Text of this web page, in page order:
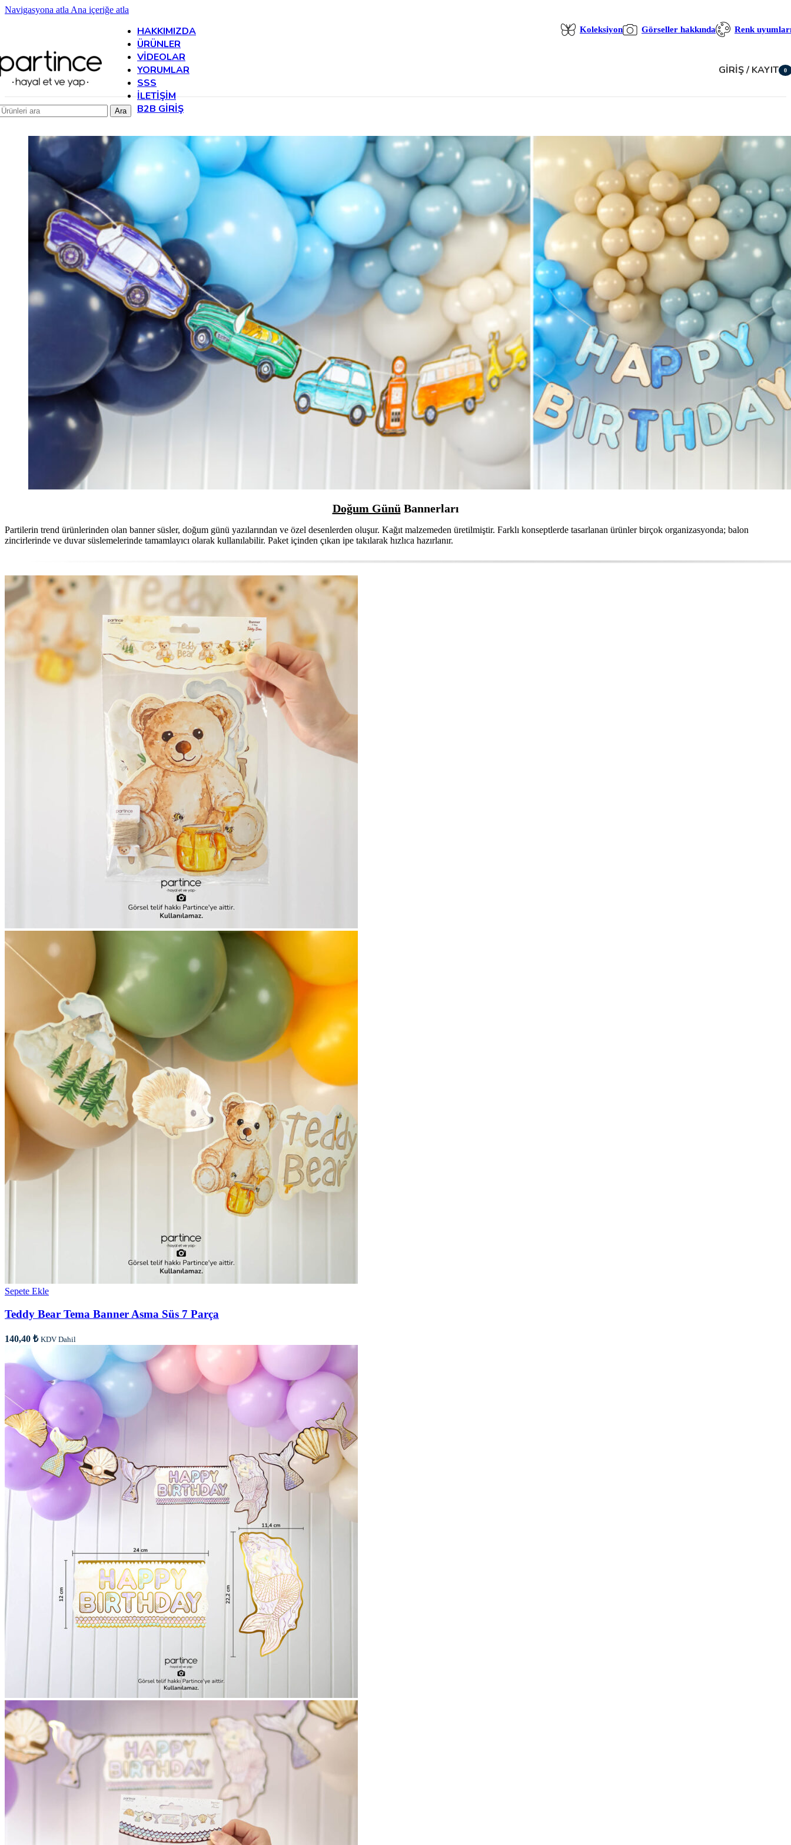
Navigasyona atla Ana içeriğe atla
Koleksiyon Görseller hakkında Renk
HAKKIMIZDA
ÜRÜNLER
VIDEOLAR
YORUMLAR
SSS
İLETIŞIM
B2B GIRIŞ
GIRIŞ / KAYIT
0
Ara
Doğum Günü Bannerları
Partilerin trend ürünlerinden olan banner süsler, doğum günü yazılarından ve özel desenlerden oluşur. Kağıt malzemeden üretilmiştir. Farklı konseptlerde tasarlanan ürünler birçok organizasyonda; balon
zincirlerinde ve duvar süslemelerinde tamamlayıcı olarak kullanılabilir. Paket içinden çıkan ipe takılarak hızlıca hazırlanır.
Sepete Ekle
Teddy Bear Tema Banner Asma Süs 7 Parça
140,40 ₺ KDV Dahil